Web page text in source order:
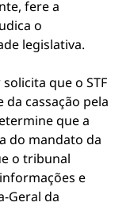
fere a
o
legislativa.
que o STF
cassação pela
que a
do mandato da
o tribunal
e
Geral da